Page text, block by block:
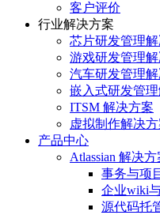
客户评价
行业解决方案
芯片研发管理
游戏研发管理
汽车研发管理
嵌入式研发管
ITSM 解决方案
虚拟制作解决
产品中心
Atlassian 解决方
事务与项
企业wiki
源代码托